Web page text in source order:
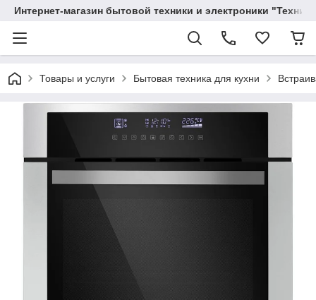
Интернет-магазин бытовой техники и электроники
Товары и услуги Бытовая техника для кухни